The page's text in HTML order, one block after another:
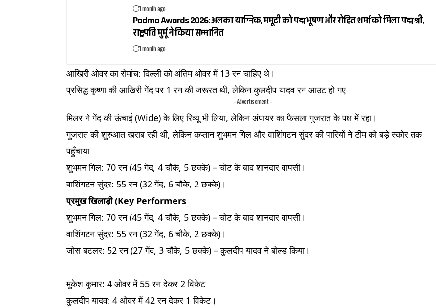
1 month ago
Padma Awards 2026: अलका याग्निक, ममूटी को पद्म भूषण और रोहित शर्मा को मिला पद्म श्री,
राष्ट्रपति मुर्मू ने किया सम्मानित
1 month ago
आखिरी ओवर का रोमांच: दिल्ली को अंतिम ओवर में 13 रन चाहिए थे।
प्रसिद्ध कृष्णा की आखिरी गेंद पर 1 रन की जरूरत थी, लेकिन कुलदीप यादव रन आउट हो गए।
- Advertisement -
मिलर ने गेंद की ऊंचाई (Wide) के लिए रिव्यू भी लिया, लेकिन अंपायर का फैसला गुजरात के पक्ष में रहा।
गुजरात की शुरुआत खराब रही थी, लेकिन कप्तान शुभमन गिल और वाशिंगटन सुंदर की पारियों ने टीम को बड़े स्कोर तक
पहुँचाया
शुभमन गिल: 70 रन (45 गेंद, 4 चौके, 5 छक्के) – चोट के बाद शानदार वापसी।
वाशिंगटन सुंदर: 55 रन (32 गेंद, 6 चौके, 2 छक्के)।
प्रमुख खिलाड़ी (Key Performers
शुभमन गिल: 70 रन (45 गेंद, 4 चौके, 5 छक्के) – चोट के बाद शानदार वापसी।
वाशिंगटन सुंदर: 55 रन (32 गेंद, 6 चौके, 2 छक्के)।
जोस बटलर: 52 रन (27 गेंद, 3 चौके, 5 छक्के) – कुलदीप यादव ने बोल्ड किया।
मुकेश कुमार: 4 ओवर में 55 रन देकर 2 विकेट
कुलदीप यादव: 4 ओवर में 42 रन देकर 1 विकेट।